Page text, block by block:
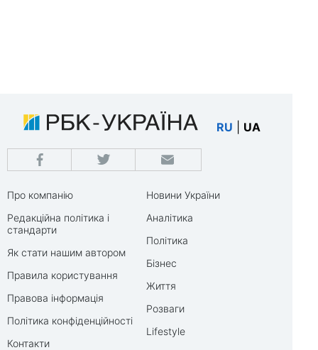
RU UA
Про компанію
Редакційна політика і
стандарти
Як стати нашим автором
Правила користування
Правова інформація
Політика конфіденційності
Контакти
Новини України
Аналітика
Політика
Бізнес
Життя
Розваги
Lifestyle